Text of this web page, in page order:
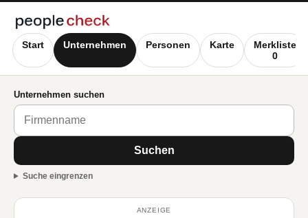
Start Unternehmen Personen Karte
Merkliste
0
Unternehmen suchen
Suchen
Suche eingrenzen
ANZEIGE